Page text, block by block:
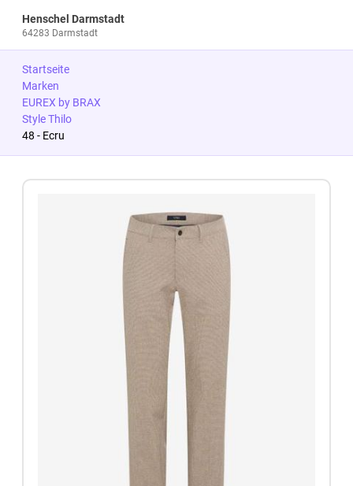
Henschel Darmstadt
64283 Darmstadt
Startseite
Marken
EUREX by BRAX
Style Thilo
48 - Ecru